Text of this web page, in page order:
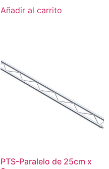
Añadir al carrito
PTS-Paralelo de 25cm x